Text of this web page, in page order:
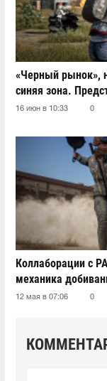
«Черный рынок»,
синяя зона.
16 июн в 10:33 0
Коллаборации с
механика
12 мая в 07:06 0